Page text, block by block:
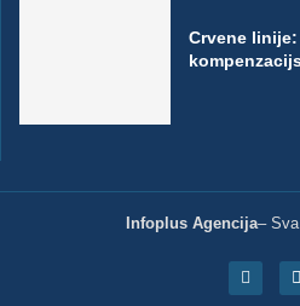
Crvene
Infoplus Agencija–